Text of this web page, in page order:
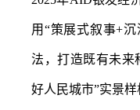
用“策展式叙事+
法，打造既有未来
好人民城市”实景样